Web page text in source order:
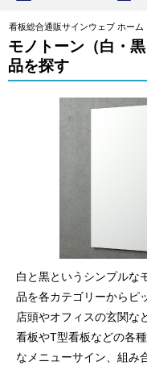
看板総合通販サインウェブ ホーム
モノトーン（白・
品を探す
白と黒というシンプルな
品を各カテゴリーからピ
店頭やオフィスの玄関な
看板やT型看板などの各
なメニューサイン、組み